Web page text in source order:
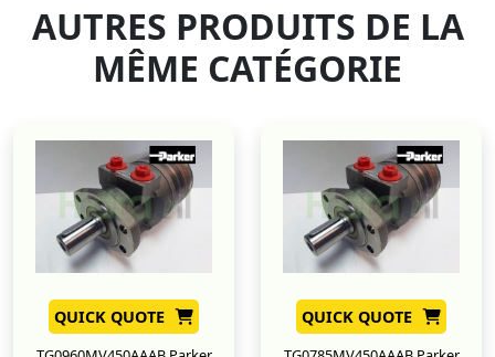
AUTRES PRODUITS DE LA
MÊME CATÉGORIE
QUICK QUOTE QUICK QUOTE